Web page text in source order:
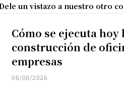
un vistazo a nuestro otro
Cómo se ejecuta hoy
construcción de
empresas
06/08/2026